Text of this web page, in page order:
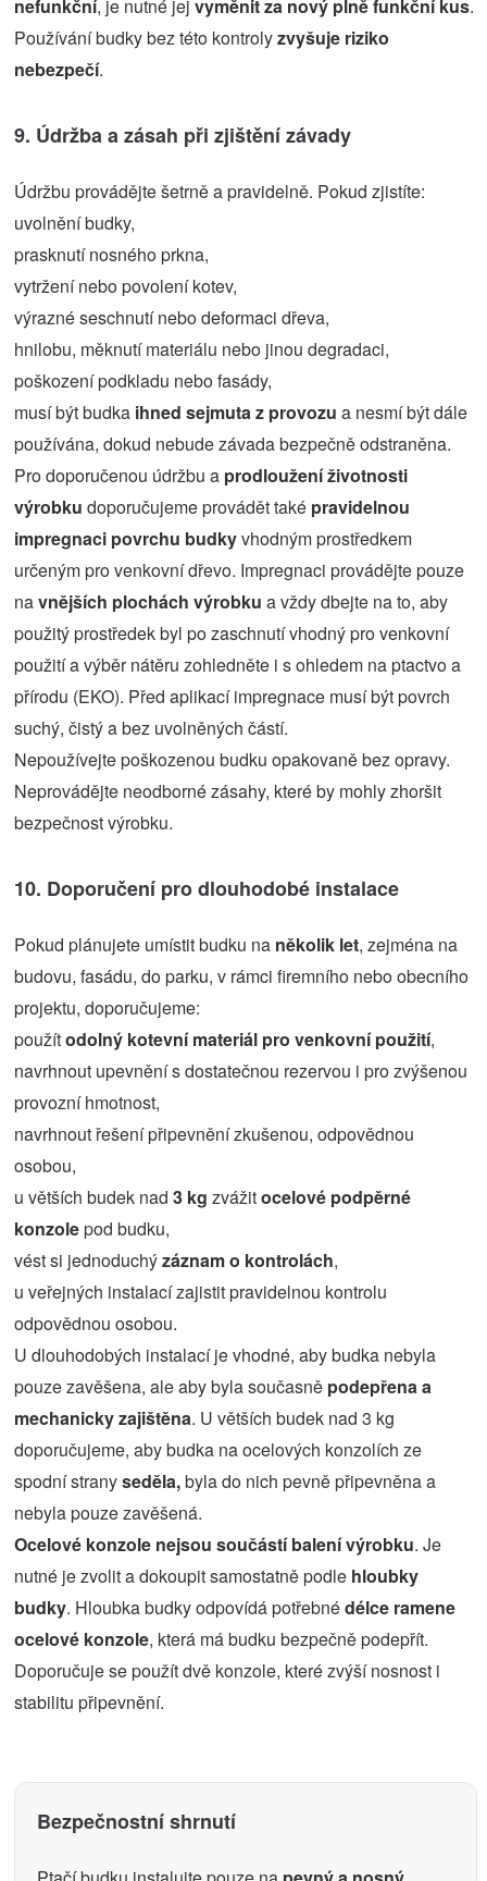
nefunkční, je nutné jejvyměnit za nový plně funkční kus.
Používání budky bez této kontrolyzvyšuje riziko
nebezpečí.
9. Údržba a zásah při zjištění závady
Údržbu provádějte šetrně a pravidelně. Pokud zjistíte:
uvolnění budky,
prasknutí nosného prkna,
vytržení nebo povolení kotev,
výrazné seschnutí nebo deformaci dřeva,
hnilobu, měknutí materiálu nebo jinou degradaci,
poškození podkladu nebo fasády,
musí být budka ihned sejmuta z provozu a nesmí být dále
používána, dokud nebude závada bezpečně odstraněna.
Pro doporučenou údržbu a prodloužení životnosti
výrobku doporučujeme provádět také pravidelnou
impregnaci povrchu budkyvhodným prostředkem
určeným pro venkovní dřevo. Impregnaci provádějte pouze
navnějších plochách výrobku a vždy dbejte na to, aby
použitý prostředek byl po zaschnutí vhodný pro venkovní
použití a výběr nátěru zohledněte i s ohledem na ptactvo a
přírodu (EKO). Před aplikací impregnace musí být povrch
suchý, čistý a bez uvolněných částí.
Nepoužívejte poškozenou budku opakovaně bez opravy.
Neprovádějte neodborné zásahy, které by mohly zhoršit
bezpečnost výrobku.
10. Doporučení pro dlouhodobé instalace
Pokud plánujete umístit budku na několik let, zejména na
budovu, fasádu, do parku, v rámci firemního nebo obecního
projektu, doporučujeme:
použítodolný kotevní materiál pro venkovní použití,
navrhnout upevnění s dostatečnou rezervou i pro zvýšenou
provozní hmotnost,
navrhnout řešení připevnění zkušenou, odpovědnou
osobou,
u větších budek nad3 kg zvážitocelové podpěrné
konzolepod budku,
vést si jednoduchýzáznam o kontrolách,
u veřejných instalací zajistit pravidelnou kontrolu
odpovědnou osobou.
U dlouhodobých instalací je vhodné, aby budka nebyla
pouze zavěšena, ale aby byla současně podepřena a
mechanicky zajištěna. U větších budek nad 3 kg
doporučujeme, aby budka na ocelových konzolích ze
spodní stranyseděla,byla do nich pevně připevněna a
nebyla pouze zavěšená.
Ocelové konzole nejsou součástí balení výrobku. Je
nutné je zvolit a dokoupit samostatně podle hloubky
budky. Hloubka budky odpovídá potřebnédélce ramene
ocelové konzole, která má budku bezpečně podepřít.
Doporučuje se použít dvě konzole, které zvýší nosnost i
stabilitu připevnění.
Bezpečnostní shrnutí